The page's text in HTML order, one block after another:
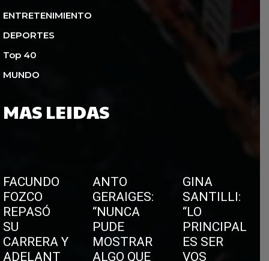
ENTRETENIMIENTO
DEPORTES
Top 40
MUNDO
MAS LEIDAS
FACUNDO
FOZCO
REPASÓ
SU
CARRERA Y
ADELANT
ANTO
GERAIGES:
“NUNCA
PUDE
MOSTRAR
ALGO QUE
GINA
SANTILLI:
“LO
PRINCIPAL
ES SER
VOS